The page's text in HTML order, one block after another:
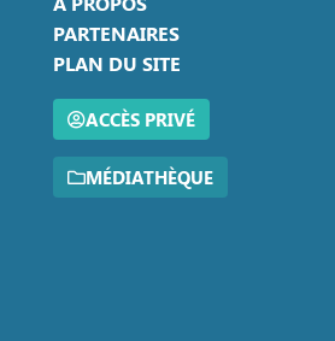
PARTENAIRES
PLAN DU SITE
ACCÈS PRIVÉ
MÉDIATHÈQUE